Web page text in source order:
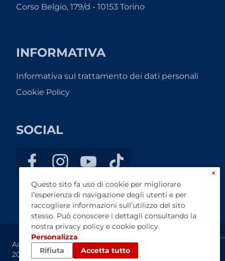
Corso Belgio, 179/d - 10153 Torino
INFORMATIVA
Informativa sul trattamento dei dati personali
Cookie Policy
SOCIAL
Autostandar 2.0 s.r.l. - Rea TO-1198328 - Cap. Soc. €
200.000,00 - Sede legale Via Cernaia 14 – 10122 Torino
×
Questo sito fa uso di cookie per migliorare
l’esperienza di navigazione degli utenti e per
raccogliere informazioni sull’utilizzo del sito
stesso. Può conoscere i dettagli consultando la
nostra privacy policy e cookie policy.
Personalizza
Rifiuta
Accetta tutto